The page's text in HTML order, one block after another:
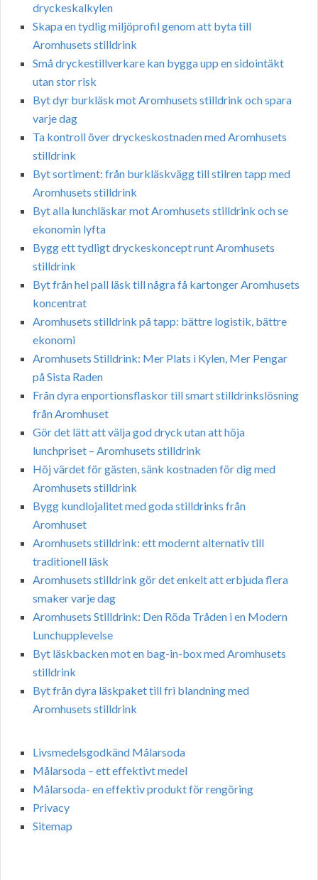
dryckeskalkylen
Skapa en tydlig miljöprofil genom att byta till
Aromhusets stilldrink
Små dryckestillverkare kan bygga upp en sidointäkt
utan stor risk
Byt dyr burkläsk mot Aromhusets stilldrink och spara
varje dag
Ta kontroll över dryckeskostnaden med Aromhusets
stilldrink
Byt sortiment: från burkläskvägg till stilren tapp med
Aromhusets stilldrink
Byt alla lunchläskar mot Aromhusets stilldrink och se
ekonomin lyfta
Bygg ett tydligt dryckeskoncept runt Aromhusets
stilldrink
Byt från hel pall läsk till några få kartonger Aromhusets
koncentrat
Aromhusets stilldrink på tapp: bättre logistik, bättre
ekonomi
Aromhusets Stilldrink: Mer Plats i Kylen, Mer Pengar
på Sista Raden
Från dyra enportionsflaskor till smart stilldrinkslösning
från Aromhuset
Gör det lätt att välja god dryck utan att höja
lunchpriset – Aromhusets stilldrink
Höj värdet för gästen, sänk kostnaden för dig med
Aromhusets stilldrink
Bygg kundlojalitet med goda stilldrinks från
Aromhuset
Aromhusets stilldrink: ett modernt alternativ till
traditionell läsk
Aromhusets stilldrink gör det enkelt att erbjuda flera
smaker varje dag
Aromhusets Stilldrink: Den Röda Tråden i en Modern
Lunchupplevelse
Byt läskbacken mot en bag-in-box med Aromhusets
stilldrink
Byt från dyra läskpaket till fri blandning med
Aromhusets stilldrink
Livsmedelsgodkänd Målarsoda
Målarsoda – ett effektivt medel
Målarsoda- en effektiv produkt för rengöring
Privacy
Sitemap